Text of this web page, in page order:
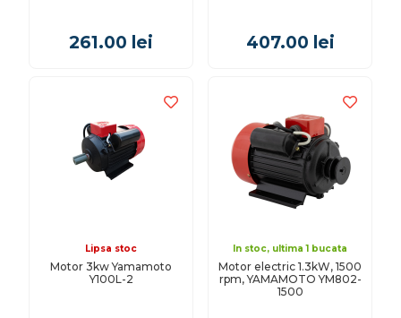
261.00 lei 407.00 lei
Lipsa stoc
Motor 3kw Yamamoto
Y100L-2
In stoc, ultima 1 bucata
Motor electric 1.3kW, 1500
rpm, YAMAMOTO YM802-
1500